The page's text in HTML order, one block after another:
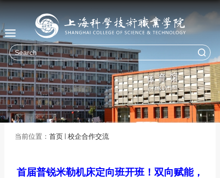
当前位置：首页 校企合作交流
首届普锐米勒机床定向班开班！双向赋能，